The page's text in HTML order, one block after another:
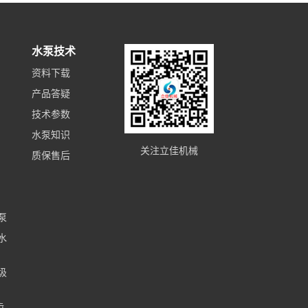
水泵技术
资料下载
产品答疑
技术参数
水泵知识
质保售后
关注立佳机械